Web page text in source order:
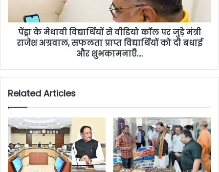
पेंड्रा के मेधावी विद्यार्थियों से वीडियो कॉल पर जुड़े मंत्री
राजेश अग्रवाल, सफलता प्राप्त विद्यार्थियों को दी बधाई
और शुभकामनाएँ….
Related Articles